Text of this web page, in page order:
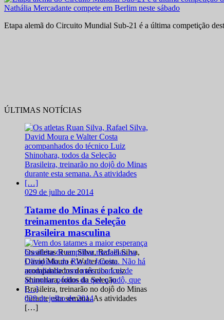
Nathália Mercadante compete em Berlim neste sábado
Etapa alemã do Circuito Mundial Sub-21 é a última competição
ÚLTIMAS NOTÍCIAS
029 de julho de 2014
Tatame do Minas é palco de
treinamentos da Seleção
Brasileira masculina
Os atletas Ruan Silva, Rafael Silva,
David Moura e Walter Costa
acompanhados do técnico Luiz
Shinohara, todos da Seleção
Brasileira, treinarão no dojô do Minas
durante esta semana. As atividades
[…]
029 de julho de 2014